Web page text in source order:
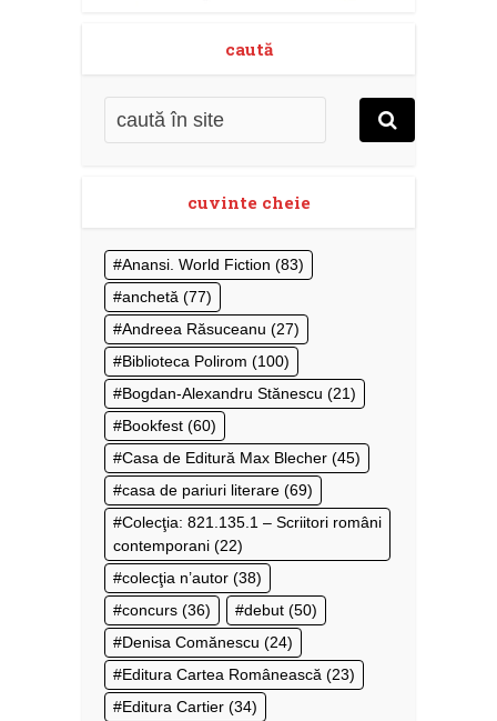
caută
cuvinte cheie
Anansi. World Fiction (83)
anchetă (77)
Andreea Răsuceanu (27)
Biblioteca Polirom (100)
Bogdan-Alexandru Stănescu (21)
Bookfest (60)
Casa de Editură Max Blecher (45)
casa de pariuri literare (69)
Colecţia: 821.135.1 – Scriitori români
contemporani (22)
colecţia n’autor (38)
concurs (36) debut (50)
Denisa Comănescu (24)
Editura Cartea Românească (23)
Editura Cartier (34)